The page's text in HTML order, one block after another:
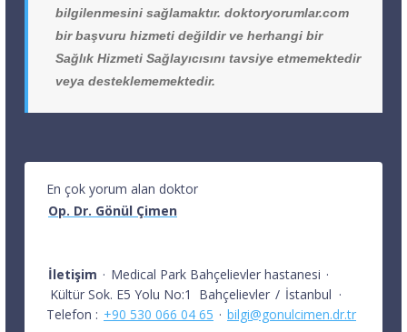
bilgilenmesini sağlamaktır. doktoryorumlar.com
bir başvuru hizmeti değildir ve herhangi bir
Sağlık Hizmeti Sağlayıcısını tavsiye etmemektedir
veya desteklememektedir.
En çok yorum alan doktor
Op. Dr. Gönül Çimen
İletişim · Medical Park Bahçelievler hastanesi ·
Kültür Sok. E5 Yolu No:1
Bahçelievler / İstanbul ·
Telefon : +90 530 066 04 65 · bilgi@gonulcimen.dr.tr